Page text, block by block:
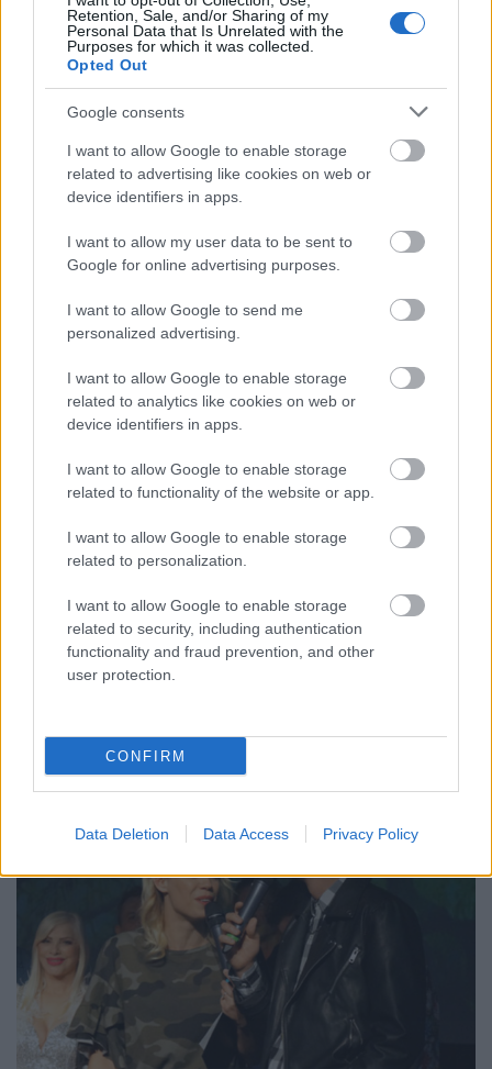
Retention, Sale, and/or Sharing of my
Personal Data that Is Unrelated with the
Purposes for which it was collected.
Opted Out
Google consents
I want to allow Google to enable storage
related to advertising like cookies on web or
device identifiers in apps.
I want to allow my user data to be sent to
Google for online advertising purposes.
I want to allow Google to send me
personalized advertising.
I want to allow Google to enable storage
related to analytics like cookies on web or
device identifiers in apps.
I want to allow Google to enable storage
related to functionality of the website or app.
I want to allow Google to enable storage
related to personalization.
I want to allow Google to enable storage
related to security, including authentication
functionality and fraud prevention, and other
user protection.
CONFIRM
Data Deletion Data Access Privacy Policy
műsorok kezdési időpontjai.
Nem Kiss Ramóna vezeti az X-Faktor
Jasinka Ádám• 2017. november 21.
Minden eddiginél korábban, már novemberben
véget ér az RTL Klub énekes tehetségkutatója, az X-
előzőeknél, de mivel az szeptember végén kezdődött,
így az év utolsó hónapjában köszönt le. A
mostaniban azonban már december előtt kiderül, ki
lesz a nyertes,…